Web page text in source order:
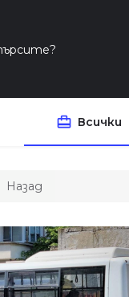
Всички
Назад